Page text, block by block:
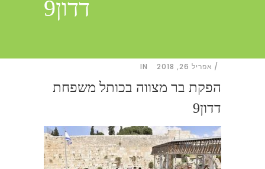
דדון9
אפריל 26, 2018 IN
הפקת בר מצווה בכותל משפחת
דדון9